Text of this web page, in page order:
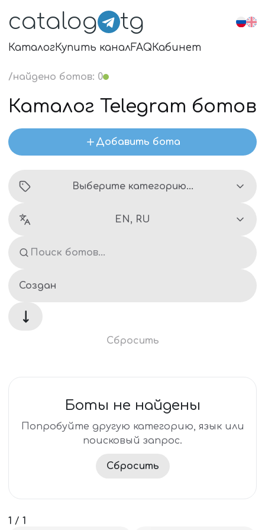
catalog tg
КаталогКупить каналFAQКабинет
/найдено ботов: 0
Каталог Telegram ботов
Добавить бота
Выберите категорию...
EN, RU
↓
Сбросить
Боты не найдены
Попробуйте другую категорию, язык или
поисковый запрос.
Сбросить
1 / 1